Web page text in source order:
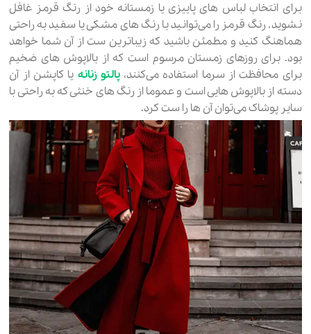
برای انتخاب لباس های پاییزی یا زمستانه خود از رنگ قرمز غافل
نشوید. رنگ قرمز را می‌توانید با رنگ های مشکی یا سفید به راحتی
هماهنگ کنید و مطمئن باشید که زیباترین ست از آن شما خواهد
بود. برای روزهای زمستان مرسوم است که از بالاپوش های ضخیم
برای محافظت از سرما استفاده می‌کنند،پالتو زنانه یا کاپشن از آن
دسته از بالاپوش هایی است و عموما از رنگ های خنثی که به راحتی با
سایر پوشاک می‌توان آن ها را ست کرد.